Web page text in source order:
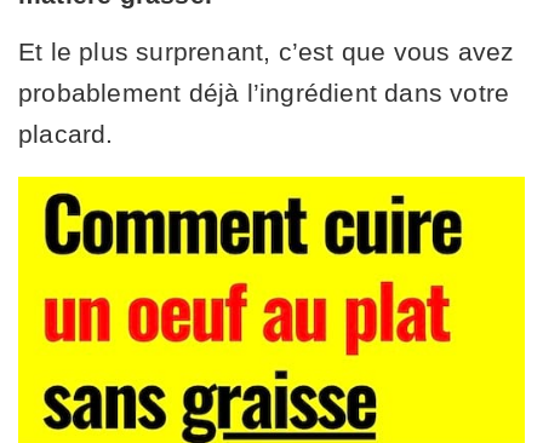
Et le plus surprenant, c’est que vous avez
probablement déjà l’ingrédient dans votre
placard.